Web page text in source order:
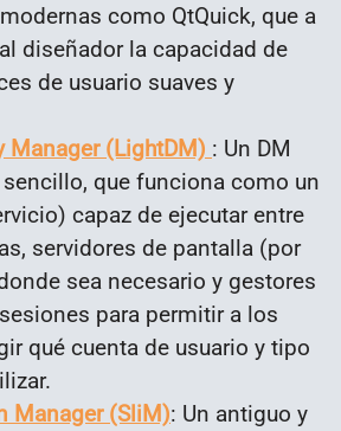
como QtQuick, que a
diseñador la capacidad de
de usuario suaves y
Manager (LightDM) : Un DM
que funciona como un
capaz de ejecutar entre
servidores de pantalla (por
sea necesario y gestores
para permitir a los
qué cuenta de usuario y tipo
Manager (SliM): Un antiguo y